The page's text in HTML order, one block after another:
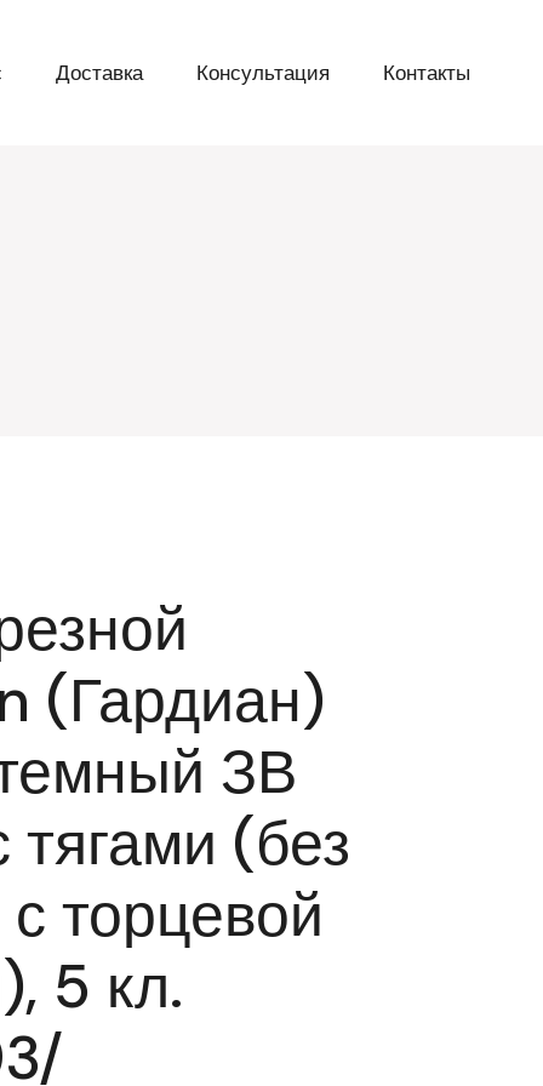
Доставка Консультация Контакты
(Гардиан)
ЗВ
тягами (без
торцевой
5 кл.